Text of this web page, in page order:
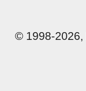
© 1998-2026,